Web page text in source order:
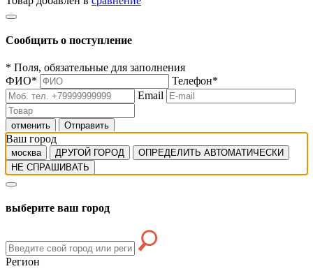
Сообщить о поступление
* Поля, обязательные для заполнения
ФИО* Телефон*
Email
отменить Отправить
Ваш город
москва ДРУГОЙ ГОРОД
ОПРЕДЕЛИТЬ АВТОМАТИЧЕСКИ
НЕ СПРАШИВАТЬ
выберите ваш город
Регион